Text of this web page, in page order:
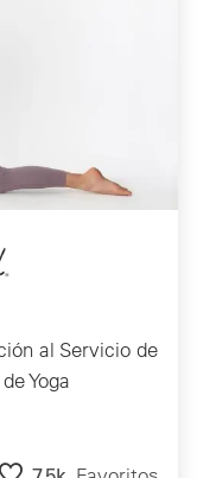
al Servicio de
Yoga